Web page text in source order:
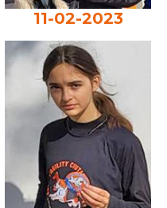
11-02-2023